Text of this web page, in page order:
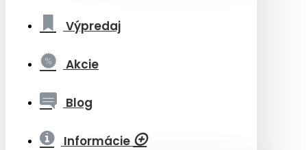
Výpredaj
Akcie
Blog
Informácie